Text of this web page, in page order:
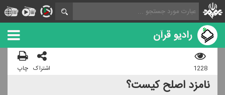
رادیو قرآن
1228 اشتراک چاپ
نامزد اصلح كیست؟